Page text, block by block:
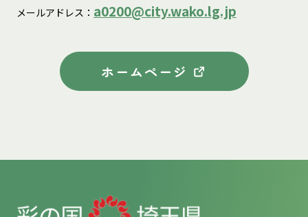
メールアドレス： a0200@city.wako.lg.jp
ホームページ